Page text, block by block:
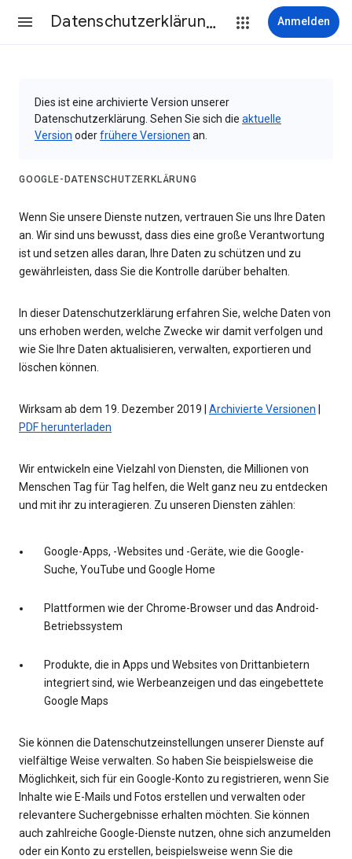
Datenschutzerklärung & Nutzungsbedingungen Anmelden
Dies ist eine archivierte Version unserer
Datenschutzerklärung. Sehen Sie sich die aktuelle
Version oderfrühere Versionen an.
GOOGLE-DATENSCHUTZERKLÄRUNG
Wenn Sie unsere Dienste nutzen, vertrauen Sie uns Ihre Daten
an. Wir sind uns bewusst, dass dies eine große Verantwortung
ist und setzen alles daran, Ihre Daten zu schützen und zu
gewährleisten, dass Sie die Kontrolle darüber behalten.
In dieser Datenschutzerklärung erfahren Sie, welche Daten von
uns erhoben werden, welche Zwecke wir damit verfolgen und
wie Sie Ihre Daten aktualisieren, verwalten, exportieren und
löschen können.
Wirksam ab dem 19. Dezember 2019 | Archivierte Versionen
PDF herunterladen
Wir entwickeln eine Vielzahl von Diensten, die Millionen von
Menschen Tag für Tag helfen, die Welt ganz neu zu entdecken
und mit ihr zu interagieren. Zu unseren Diensten zählen:
Google-Apps, -Websites und -Geräte, wie die Google-
Suche, YouTube und Google Home
Plattformen wie der Chrome-Browser und das Android-
Betriebssystem
Produkte, die in Apps und Websites von Drittanbietern
integriert sind, wie Werbeanzeigen und das eingebettete
Google Maps
Sie können die Datenschutzeinstellungen unserer Dienste auf
vielfältige Weise verwalten. So haben Sie beispielsweise die
Möglichkeit, sich für ein Google-Konto zu registrieren, wenn Sie
Inhalte wie E-Mails und Fotos erstellen und verwalten oder
relevantere Suchergebnisse erhalten möchten. Sie können
auch zahlreiche Google-Dienste nutzen, ohne sich anzumelden
oder ein Konto zu erstellen, beispielsweise wenn Sie die